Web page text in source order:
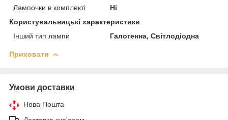
Лампочки в комплекті
Ні
Користувальницькі характеристики
Інший тип лампи
Галогенна, Світлодіодна
Приховати
Умови доставки
Нова Пошта